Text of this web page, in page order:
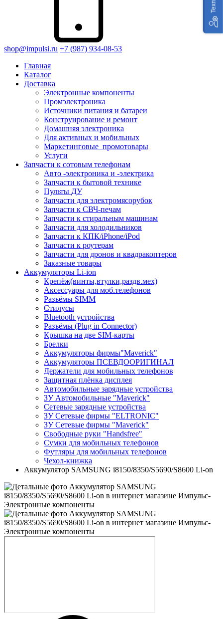
shop@impulsi.ru +7 (987) 934-08-53
Главная
Каталог
Доставка
Электронные компоненты
Промэлектроника
Источники питания и батареи
Конструирование и ремонт
Домашняя электроника
Для активных и мобильных
Маркетинговые_промотовары
Услуги
Запчасти к сотовым телефонам
Авто -электроника и -электрика
Запчасти к бытовой технике
Пульты ДУ
Запчасти для электромясорубок
Запчасти к СВЧ-печам
Запчасти к стиральным машинам
Запчасти для холодильников
Запчасти к КПК/iPhone/iPod
Запчасти к роутерам
Запчасти для дронов и квадракоптеров
Заказные товары
Аккумуляторы Li-ion
Крепёж(винты,втулки,раздв.мех)
Аксессуары для моб.телефонов
Разъёмы SIMM
Стилусы
Bluetooth устройства
Разъёмы (Plug in Connector)
Крышка на две SIM-карты
Брелки
Аккумуляторы фирмы"Maverick"
Аккумуляторы ПСЕВДООРИГИНАЛ
Держатели для мобильных телефонов
Защитная плёнка дисплея
Автомобильные зарядные устройства
ЗУ Автомобильные "Maverick"
Сетевые зарядные устройства
ЗУ Сетевые фирмы "ELTRONIC"
ЗУ Сетевые фирмы "Maverick"
Свободные руки "Handsfree"
Сумки для мобильных телефонов
Футляры для мобильных телефонов
Чехол-книжка
Аккумулятор SAMSUNG i8150/8350/S5690/S8600 Li-on